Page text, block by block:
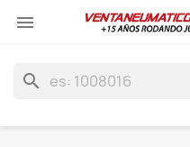

search